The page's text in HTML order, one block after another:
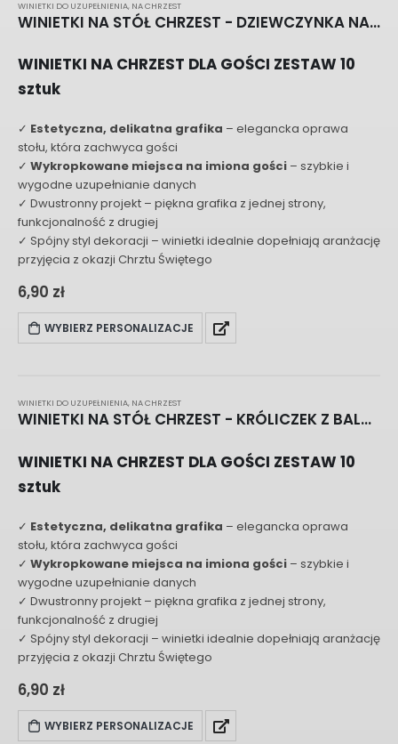
WINIETKI DO UZUPEŁNIENIA, NA CHRZEST
WINIETKI NA STÓŁ CHRZEST - DZIEWCZYNKA NA CHMURCE H023
WINIETKI NA CHRZEST DLA GOŚCI ZESTAW 10
sztuk
✓ Estetyczna, delikatna grafika – elegancka oprawa
stołu, która zachwyca gości
✓ Wykropkowane miejsca na imiona gości – szybkie i
wygodne uzupełnianie danych
✓ Dwustronny projekt – piękna grafika z jednej strony,
funkcjonalność z drugiej
✓ Spójny styl dekoracji – winietki idealnie dopełniają aranżację
przyjęcia z okazji Chrztu Świętego
6,90 zł
WYBIERZ PERSONALIZACJE
WINIETKI DO UZUPEŁNIENIA, NA CHRZEST
WINIETKI NA STÓŁ CHRZEST - KRÓLICZEK Z BALONAMI G019
WINIETKI NA CHRZEST DLA GOŚCI ZESTAW 10
sztuk
✓ Estetyczna, delikatna grafika – elegancka oprawa
stołu, która zachwyca gości
✓ Wykropkowane miejsca na imiona gości – szybkie i
wygodne uzupełnianie danych
✓ Dwustronny projekt – piękna grafika z jednej strony,
funkcjonalność z drugiej
✓ Spójny styl dekoracji – winietki idealnie dopełniają aranżację
przyjęcia z okazji Chrztu Świętego
6,90 zł
WYBIERZ PERSONALIZACJE